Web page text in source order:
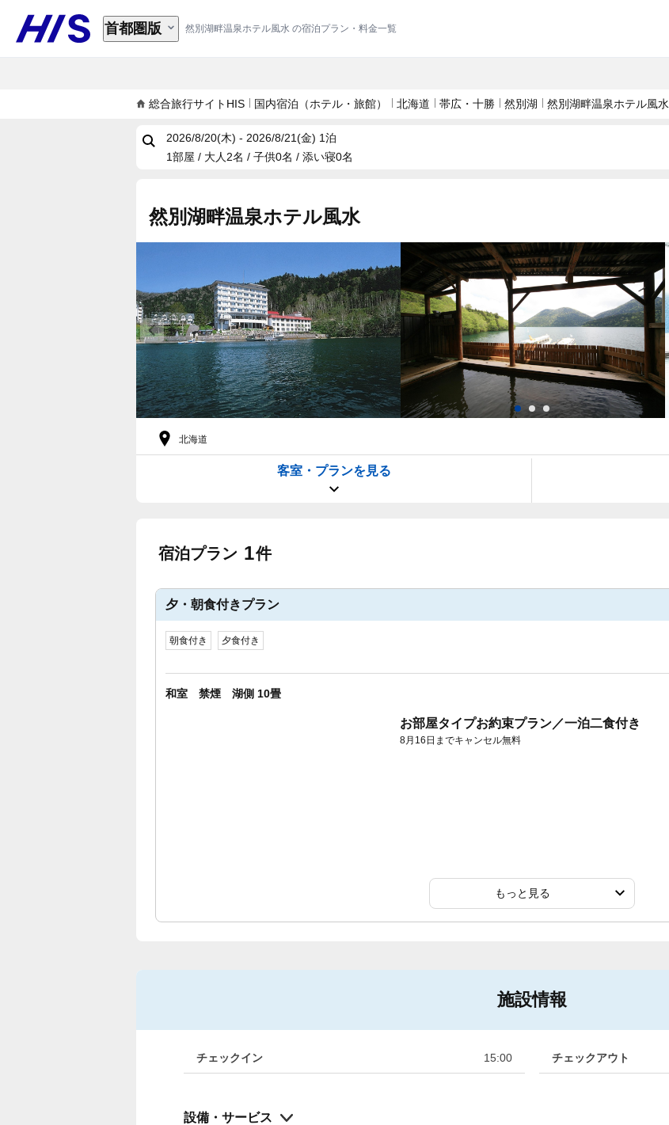
然別湖畔温泉ホテル風水 の宿泊プラン・料金一覧
首都圏版
総合旅行サイトHIS 国内宿泊（ホテル・旅館） 北海道 帯広・十勝 然別湖 然別湖畔温泉ホテル風水
2026/8/20(木) - 2026/8/21(金) 1泊
1部屋 / 大人2名 / 子供0名 / 添い寝0名
然別湖畔温泉ホテル風水
北海道
客室・プランを見る
宿泊プラン 1件
夕・朝食付きプラン
朝食付き 夕食付き
和室 禁煙 湖側 10畳
お部屋タイプお約束プラン／一泊二食付き
8月16日までキャンセル無料
もっと見る
施設情報
チェックイン 15:00 チェックアウト
設備・サービス